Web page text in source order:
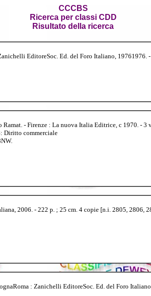
CCCBS
Ricerca per classi CDD
Risultato della ricerca
EditoreSoc. Ed. del Foro Italiano, 19761976.
- Firenze : La nuova Italia Editrice, c 1970. -
Diritto commerciale
2006. - 222 p. ; 25 cm. 4 copie [n.i. 2805, 2806,
: Zanichelli EditoreSoc. Ed. del Foro